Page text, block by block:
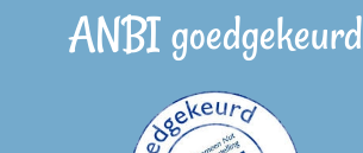
ANBI goedgekeurd